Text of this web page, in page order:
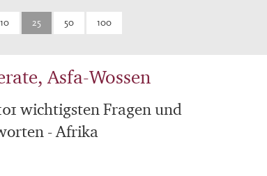
10 25 50 100
Asfa-Wossen
wichtigsten Fragen und
- Afrika